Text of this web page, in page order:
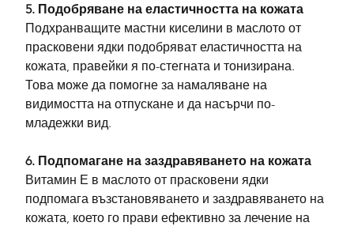
5. Подобряване на еластичността на кожата
Подхранващите мастни киселини в маслото от
прасковени ядки подобряват еластичността на
кожата, правейки я по-стегната и тонизирана.
Това може да помогне за намаляване на
видимостта на отпускане и да насърчи по-
младежки вид.
6. Подпомагане на заздравяването на кожата
Витамин Е в маслото от прасковени ядки
подпомага възстановяването и заздравяването на
кожата, което го прави ефективно за лечение на